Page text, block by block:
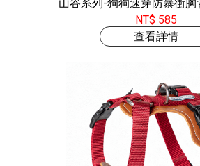
山谷系列-狗狗速穿防暴衝
NT$ 585
查看詳情